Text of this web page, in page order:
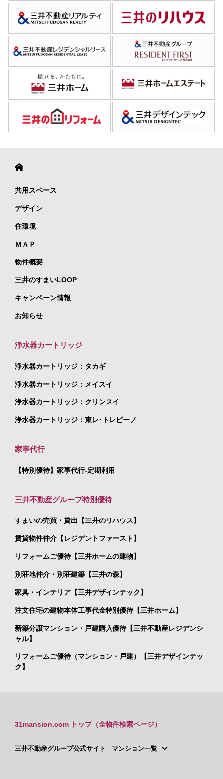
共用スペース
デザイン
住環境
ＭＡＰ
物件概要
三井のすまいLOOP
キャンペーン情報
お知らせ
浄水器カートリッジ
浄水器カートリッジ：タカギ
浄水器カートリッジ：メイスイ
浄水器カートリッジ：クリンスイ
浄水器カートリッジ：東レ･トレビーノ
家事代行
【特別優待】家事代行-定期利用
三井不動産グループ特別優待
すまいの売買・貸出【三井のリハウス】
賃貸物件仲介【レジデントファースト】
リフォームご優待【三井ホームの建物】
別荘地仲介・別荘建築【三井の森】
家具・インテリア【三井デザインテック】
注文住宅の建物本体工事代金特別優待【三井ホーム】
新築分譲マンション・戸建購入優待【三井不動産レジデンシ
ャル】
リフォームご優待（マンション・戸建）【三井デザインテッ
ク】
31mansion.com トップ（全物件検索ページ）
三井不動産グループ公式サイト マンション一覧